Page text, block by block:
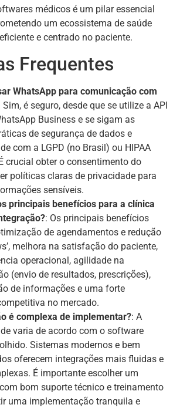
médicos é um pilar essencial
um ecossistema de saúde
e centrado no paciente.
Frequentes
WhatsApp para comunicação com
Sim, é seguro, desde que se utilize a API
Business e se sigam as
de segurança de dados e
com a LGPD (no Brasil) ou HIPAA
crucial obter o consentimento do
políticas claras de privacidade para
sensíveis.
principais benefícios para a clínica
: Os principais benefícios
de agendamentos e redução
melhora na satisfação do paciente,
operacional, agilidade na
(envio de resultados, prescrições),
de informações e uma forte
no mercado.
é complexa de implementar?: A
varia de acordo com o software
Sistemas modernos e bem
oferecem integrações mais fluidas e
É importante escolher um
bom suporte técnico e treinamento
uma implementação tranquila e